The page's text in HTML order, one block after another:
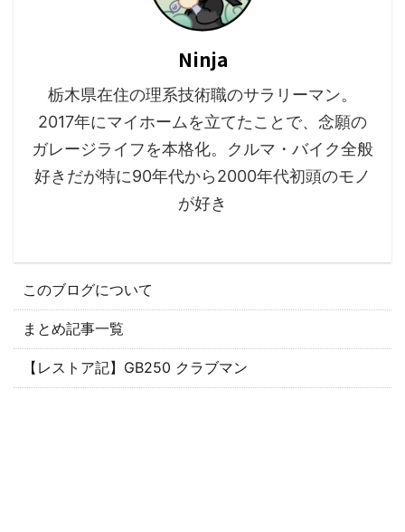
Ninja
栃木県在住の理系技術職のサラリーマン。
2017年にマイホームを立てたことで、念願の
ガレージライフを本格化。クルマ・バイク全般
好きだが特に90年代から2000年代初頭のモノ
が好き
このブログについて
まとめ記事一覧
【レストア記】GB250 クラブマン